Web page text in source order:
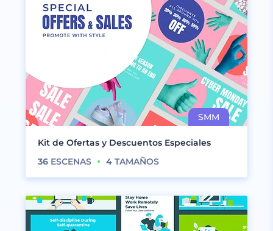
Kit de Ofertas y Descuentos Especiales
36 ESCENAS 4 TAMAÑOS